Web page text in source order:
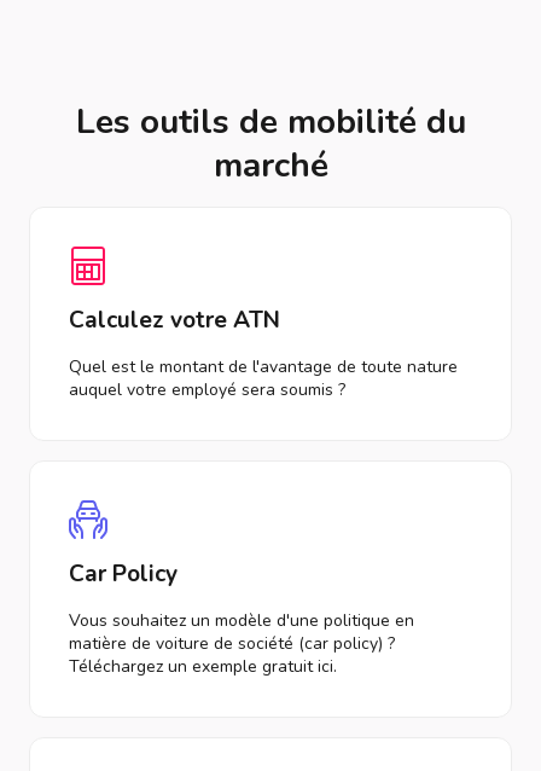
Les outils de mobilité du
marché
Calculez votre ATN
Quel est le montant de l'avantage de toute nature
auquel votre employé sera soumis ?
Car Policy
Vous souhaitez un modèle d'une politique en
matière de voiture de société (car policy) ?
Téléchargez un exemple gratuit ici.